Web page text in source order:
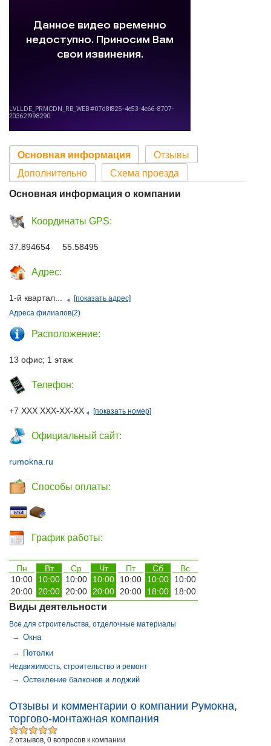
Основная информация
Отзывы
Дополнительно
Схема проезда
Основная информация о компании
Координаты GPS:
37.894654 55.58495
Адрес:
1-й квартал...
[показать адрес]
Адреса филиалов(2)
Расположение:
13 офис; 1 этаж
Телефон:
+7 ХХХ ХХХ-ХХ-ХХ [показать номер]
Официальный сайт:
rumokna.ru
Способы оплаты:
График работы:
Пн Вт Ср Чт Пт Сб
Вс
10:00
10:00 10:00 10:00 10:00 10:00
10:00
20:00
20:00 20:00 20:00 20:00 18:00 18:00
Виды деятельности
Все для строительства, отделочные материалы
→ Окна
→ Потолки
Недвижимость, строительство и ремонт
→ Остекление балконов и лоджий
Отзывы и комментарии о компании Румокна,
торгово-монтажная компания
2 отзывов, 0 вопросов к компании